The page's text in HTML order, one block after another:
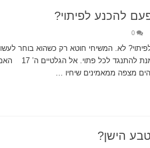
להכנע לפיתוי?
0
לא. המשיחי חוטא רק כשהוא בוחר
השוכנת
מצפה ממאמינים שיחיו …
הישן?